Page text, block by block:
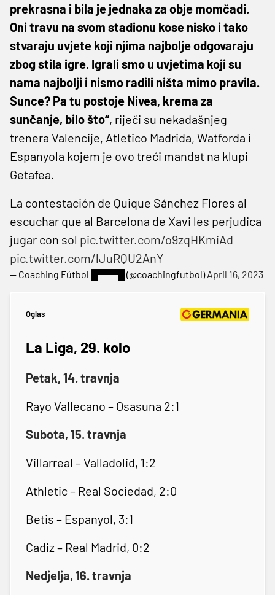
prekrasna i bila je jednaka za obje momčadi.
Oni travu na svom stadionu kose nisko i tako
stvaraju uvjete koji njima najbolje odgovaraju
zbog stila igre. Igrali smo u uvjetima koji su
nama najbolji i nismo radili ništa mimo pravila.
Sunce? Pa tu postoje Nivea, krema za
sunčanje, bilo što“, riječi su nekadašnjeg
trenera Valencije, Atletico Madrida, Watforda i
Espanyola kojem je ovo treći mandat na klupi
Getafea.
La contestación de Quique Sánchez Flores al
escuchar que al Barcelona de Xavi les perjudica
jugar con sol pic.twitter.com/o9zqHKmiAd
pic.twitter.com/lJuRQU2AnY
— Coaching Fútbol █▀▀▀█ (@coachingfutbol)April 16, 2023
Oglas
La Liga, 29. kolo
Petak, 14. travnja
Rayo Vallecano – Osasuna 2:1
Subota, 15. travnja
Villarreal – Valladolid, 1:2
Athletic – Real Sociedad, 2:0
Betis – Espanyol, 3:1
Cadiz – Real Madrid, 0:2
Nedjelja, 16. travnja